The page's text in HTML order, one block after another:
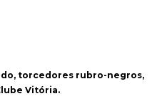
torcedores rubro-negros,
Vitória.